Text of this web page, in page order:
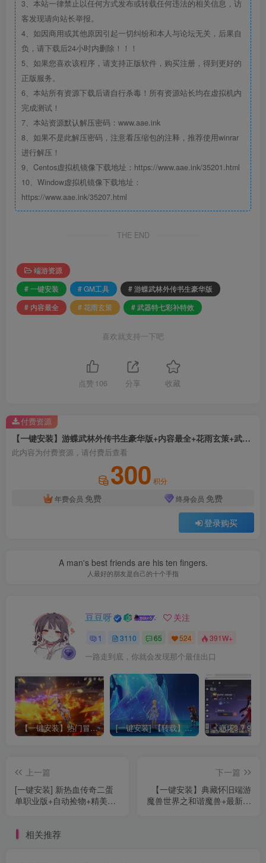
3、本站一律禁止以任何方式发布或转载任何违法的相关信息，访
客发现请向站长举报。
4、如因商用或其他原因引起一切纠纷和本人与论坛无关，后果自
负，请下载后24小时内删除！！！
5、如果您喜欢该程序，请支持正版软件，购买注册，得到更好的
正版服务。
6、本站所有资源下载后请自行杀毒！所有资源站长均在虚拟机内
完成测试！
7、本站资源默认解压密码：www.aae.ink
8、如果不是此解压密码，注意看压缩包的注释，推荐使用winrar
进行解压！
9、Centos虚拟机镜像下载地址：https://www.aae.ink/35201.html
10、Window虚拟机镜像下载地址：
https://www.aae.ink/35207.html
THE END
端游资源
# 一键安装
# GM工具
# 游蝶武林外传书生豪华版
# 内容最全
# 花雨玄策 # 武器特七彩补特效
喜欢就支持一下吧
点赞 106 分享 收藏
【一键安装】游蝶武林外传书生豪华版+内容最全+花雨玄策+武器特七彩补特效+GM工具
此内容为付费资源，请付费后查看
300 积分
年费会员 免费 终身会员 免费
登录购买
付费资源
A man's best friends are his ten fingers.
人最好的朋友是自己的十个手指
豆豆呀 关注
1 3110 65 524 391W+
一路走到底，你就会发现那个最佳出口
【一键安装】热门冒险策略类游戏崩坏：星穹铁道全新2.3版本一键端+一键代理+一键启动+免虚拟机 [一键安装] 【转载】原神3.4真端服务端+源码+配套客户端+详尽说明+GM工具+源码说明文件
上一篇
[一键安装] 新热血传奇二蛋
单职业版+自动捡物+精美时
下一篇
【一键安装】典藏怀旧端游
魔兽世界之和谐魔兽+最新整
相关推荐